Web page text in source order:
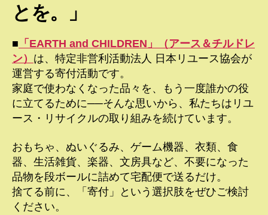
とを。」
■ 「EARTH and CHILDREN」（アース＆チルドレ
ン） は、特定非営利活動法人 日本リユース協会が
運営する寄付活動です。
家庭で使わなくなった品々を、もう一度誰かの役
に立てるために──そんな思いから、私たちはリユ
ース・リサイクルの取り組みを続けています。
おもちゃ、ぬいぐるみ、ゲーム機器、衣類、食
器、生活雑貨、楽器、文房具など、不要になった
品物を段ボールに詰めて宅配便で送るだけ。
捨てる前に、「寄付」という選択肢をぜひご検討
ください。